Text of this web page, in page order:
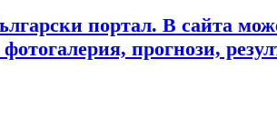
портал. В сайта
прогнози,